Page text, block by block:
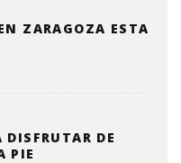
ZARAGOZA ESTA
DISFRUTAR DE
PIE